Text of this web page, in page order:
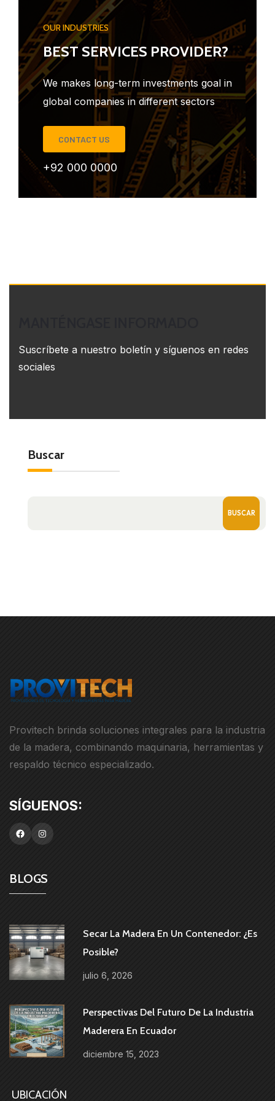
OUR INDUSTRIES
BEST SERVICES PROVIDER?
We makes long-term investments goal in
global companies in different sectors
CONTACT US
+92 000 0000
Suscríbete a nuestro boletín y síguenos en redes
sociales
Buscar
BUSCAR
Provitech brinda soluciones integrales para la industria
de la madera, combinando maquinaria, herramientas y
respaldo técnico especializado.
BLOGS
Secar La Madera En Un Contenedor: ¿es
Posible?
julio 6, 2026
Perspectivas Del Futuro De La Industria
Maderera En Ecuador
diciembre 15, 2023
UBICACIÓN